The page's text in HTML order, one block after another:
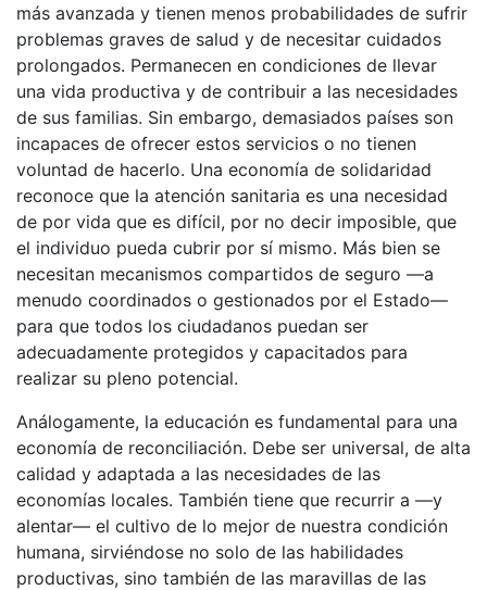
más avanzada y tienen menos probabilidades de sufrir
problemas graves de salud y de necesitar cuidados
prolongados. Permanecen en condiciones de llevar
una vida productiva y de contribuir a las necesidades
de sus familias. Sin embargo, demasiados países son
incapaces de ofrecer estos servicios o no tienen
voluntad de hacerlo. Una economía de solidaridad
reconoce que la atención sanitaria es una necesidad
de por vida que es difícil, por no decir imposible, que
el individuo pueda cubrir por sí mismo. Más bien se
necesitan mecanismos compartidos de seguro —a
menudo coordinados o gestionados por el Estado—
para que todos los ciudadanos puedan ser
adecuadamente protegidos y capacitados para
realizar su pleno potencial.
Análogamente, la educación es fundamental para una
economía de reconciliación. Debe ser universal, de alta
calidad y adaptada a las necesidades de las
economías locales. También tiene que recurrir a —y
alentar— el cultivo de lo mejor de nuestra condición
humana, sirviéndose no solo de las habilidades
productivas, sino también de las maravillas de las